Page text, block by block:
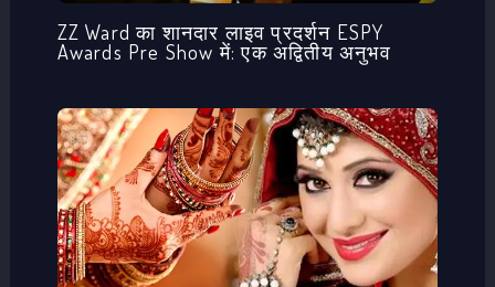
ZZ Ward का शानदार लाइव प्रदर्शन ESPY
Awards Pre Show में: एक अद्वितीय अनुभव